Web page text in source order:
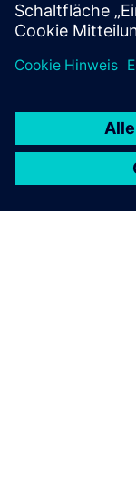
Mehr erfahren